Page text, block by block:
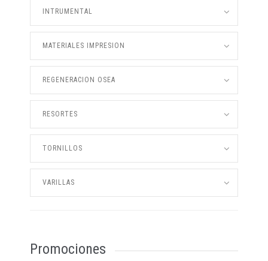
INTRUMENTAL
MATERIALES IMPRESION
REGENERACION OSEA
RESORTES
TORNILLOS
VARILLAS
Promociones